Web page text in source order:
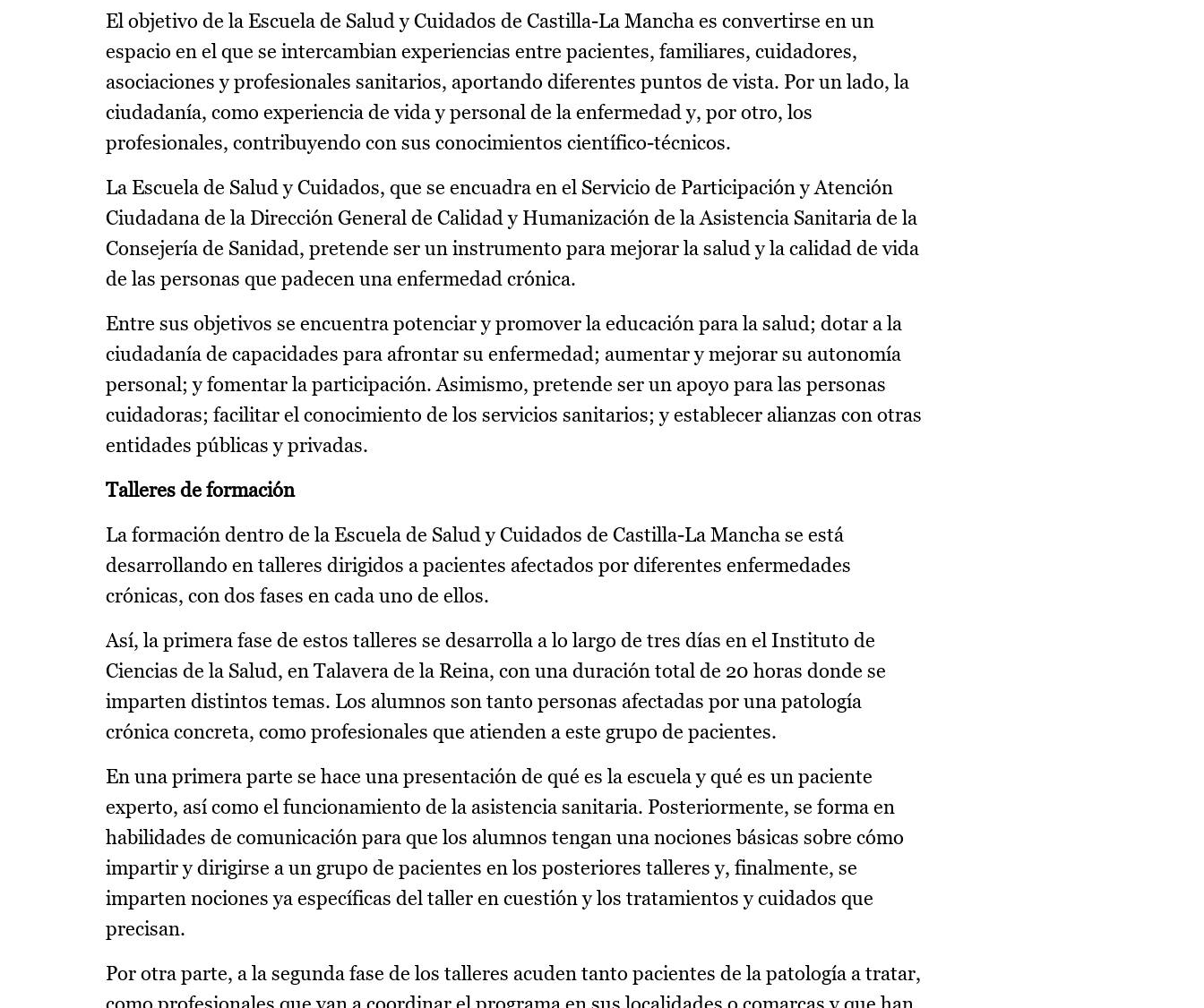
El objetivo de la Escuela de Salud y Cuidados de Castilla-La Mancha es convertirse en un
espacio en el que se intercambian experiencias entre pacientes, familiares, cuidadores,
asociaciones y profesionales sanitarios, aportando diferentes puntos de vista. Por un lado, la
ciudadanía, como experiencia de vida y personal de la enfermedad y, por otro, los
profesionales, contribuyendo con sus conocimientos científico-técnicos.
La Escuela de Salud y Cuidados, que se encuadra en el Servicio de Participación y Atención
Ciudadana de la Dirección General de Calidad y Humanización de la Asistencia Sanitaria de la
Consejería de Sanidad, pretende ser un instrumento para mejorar la salud y la calidad de vida
de las personas que padecen una enfermedad crónica.
Entre sus objetivos se encuentra potenciar y promover la educación para la salud; dotar a la
ciudadanía de capacidades para afrontar su enfermedad; aumentar y mejorar su autonomía
personal; y fomentar la participación. Asimismo, pretende ser un apoyo para las personas
cuidadoras; facilitar el conocimiento de los servicios sanitarios; y establecer alianzas con otras
entidades públicas y privadas.
Talleres de formación
La formación dentro de la Escuela de Salud y Cuidados de Castilla-La Mancha se está
desarrollando en talleres dirigidos a pacientes afectados por diferentes enfermedades
crónicas, con dos fases en cada uno de ellos.
Así, la primera fase de estos talleres se desarrolla a lo largo de tres días en el Instituto de
Ciencias de la Salud, en Talavera de la Reina, con una duración total de 20 horas donde se
imparten distintos temas. Los alumnos son tanto personas afectadas por una patología
crónica concreta, como profesionales que atienden a este grupo de pacientes.
En una primera parte se hace una presentación de qué es la escuela y qué es un paciente
experto, así como el funcionamiento de la asistencia sanitaria. Posteriormente, se forma en
habilidades de comunicación para que los alumnos tengan una nociones básicas sobre cómo
impartir y dirigirse a un grupo de pacientes en los posteriores talleres y, finalmente, se
imparten nociones ya específicas del taller en cuestión y los tratamientos y cuidados que
precisan.
Por otra parte, a la segunda fase de los talleres acuden tanto pacientes de la patología a tratar,